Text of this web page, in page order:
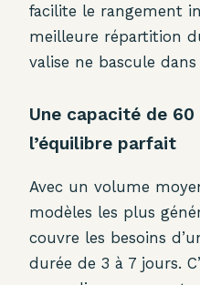
facilite le rangement
meilleure répartition
valise ne bascule
Une capacité de
l’équilibre parfait
Avec un volume
modèles les plus
couvre les besoins
durée de 3 à 7 jours.